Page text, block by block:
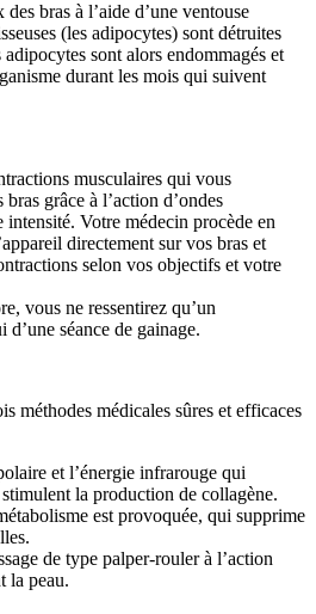
bras à l’aide d’une ventouse
(les adipocytes) sont détruites
sont alors endommagés et
durant les mois qui suivent
musculaires qui vous
grâce à l’action d’ondes
intensité. Votre médecin procède en
directement sur vos bras et
selon vos objectifs et votre
vous ne ressentirez qu’un
séance de gainage.
méthodes médicales sûres et efficaces
et l’énergie infrarouge qui
la production de collagène.
est provoquée, qui supprime
de type palper-rouler à l’action
la peau.